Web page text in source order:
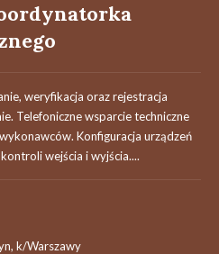
weryfikacja oraz rejestracja
Telefoniczne wsparcie techniczne
Konfiguracja urządzeń
wejścia i wyjścia....
k/Warszawy